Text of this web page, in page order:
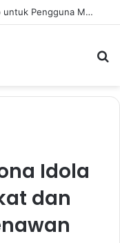
Mengenal Cara Mengerubungi Lazada: Panduan Lengkap untuk Pembeli dan Penjual
Idola
dan